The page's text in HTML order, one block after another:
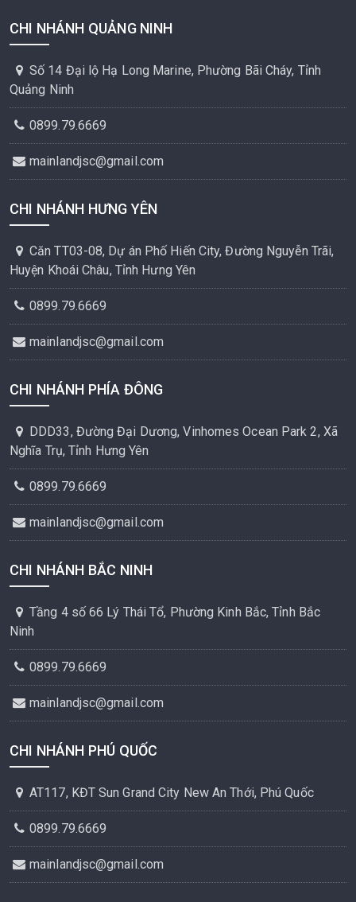
CHI NHÁNH QUẢNG NINH
Số 14 Đại lộ Hạ Long Marine, Phường Bãi Cháy, Tỉnh
Quảng Ninh
0899.79.6669
mainlandjsc@gmail.com
CHI NHÁNH HƯNG YÊN
Căn TT03-08, Dự án Phố Hiến City, Đường Nguyễn Trãi,
Huyện Khoái Châu, Tỉnh Hưng Yên
0899.79.6669
mainlandjsc@gmail.com
CHI NHÁNH PHÍA ĐÔNG
DDD33, Đường Đại Dương, Vinhomes Ocean Park 2, Xã
Nghĩa Trụ, Tỉnh Hưng Yên
0899.79.6669
mainlandjsc@gmail.com
CHI NHÁNH BẮC NINH
Tầng 4 số 66 Lý Thái Tổ, Phường Kinh Bắc, Tỉnh Bắc
Ninh
0899.79.6669
mainlandjsc@gmail.com
CHI NHÁNH PHÚ QUỐC
AT117, KĐT Sun Grand City New An Thới, Phú Quốc
0899.79.6669
mainlandjsc@gmail.com